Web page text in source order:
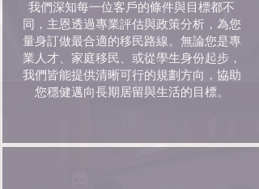
我們深知每一位客戶的條件與目標都不
同，主恩透過專業評估與政策分析，為您
量身訂做最合適的移民路線。無論您是專
業人才、家庭移民、或從學生身份起步，
我們皆能提供清晰可行的規劃方向，協助
您穩健邁向長期居留與生活的目標。